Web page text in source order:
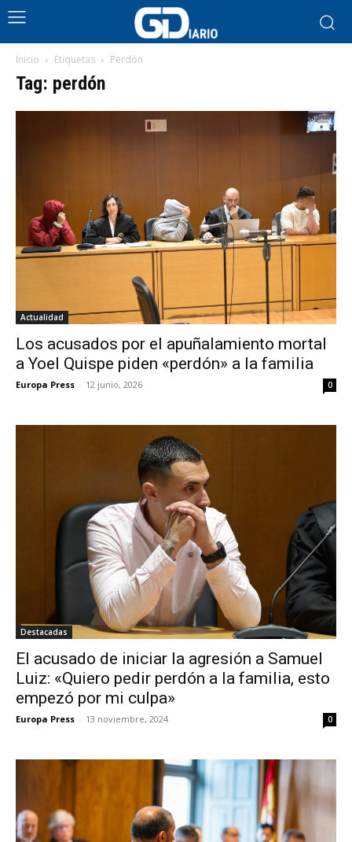
Inicio Etiquetas Perdón
Tag: perdón
Actualidad
Los acusados por el apuñalamiento mortal
a Yoel Quispe piden «perdón» a la familia
Europa Press - 12 junio, 2026 0
Destacadas
El acusado de iniciar la agresión a Samuel
Luiz: «Quiero pedir perdón a la familia, esto
empezó por mi culpa»
Europa Press - 13 noviembre, 2024 0